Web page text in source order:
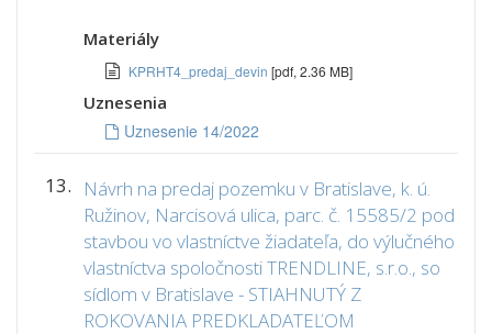
Materiály
KPRHT4_predaj_devin [pdf, 2.36 MB]
Uznesenia
Uznesenie 14/2022
13.
Návrh na predaj pozemku v Bratislave, k. ú.
Ružinov, Narcisová ulica, parc. č. 15585/2 pod
stavbou vo vlastníctve žiadateľa, do výlučného
vlastníctva spoločnosti TRENDLINE, s.r.o., so
sídlom v Bratislave - STIAHNUTÝ Z
ROKOVANIA PREDKLADATEĽOM